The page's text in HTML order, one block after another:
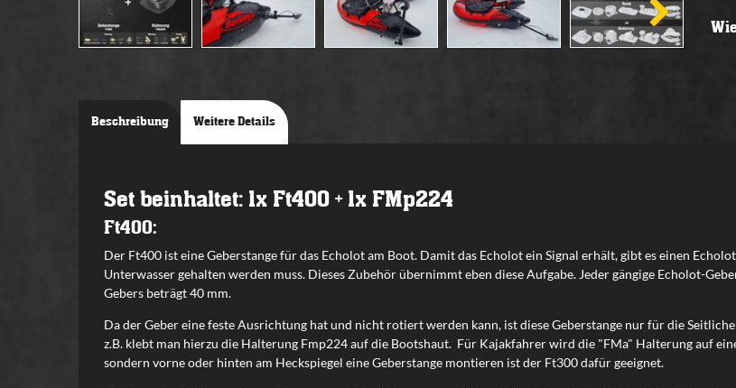
Beschreibung Weitere Details
Set beinhaltet: 1x Ft400 + 1x FMp224
Ft400:
Der Ft400 ist eine Geberstange für das Echolot am Boot. Damit das Echolot ein Signal erhält, gibt es einen
Unterwasser gehalten werden muss. Dieses Zubehör übernimmt eben diese Aufgabe. Jeder gängige Echolot-
Gebers beträgt 40 mm.
Da der Geber eine feste Ausrichtung hat und nicht rotiert werden kann, ist diese Geberstange nur für die
z.B. klebt man hierzu die Halterung Fmp224 auf die Bootshaut. Für Kajakfahrer wird die "FMa" Halterung auf
sondern vorne oder hinten am Heckspiegel eine Geberstange montieren ist der Ft300 dafür geeignet.